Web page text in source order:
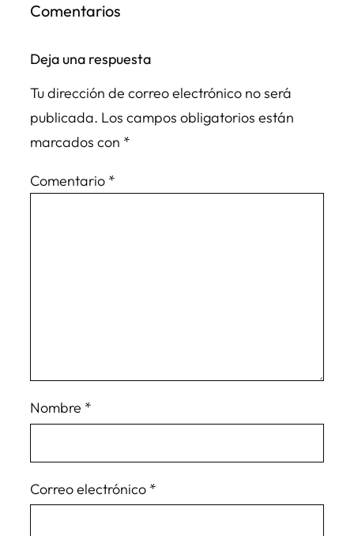
Comentarios
Deja una respuesta
Tu dirección de correo electrónico no será
publicada. Los campos obligatorios están
marcados con *
Comentario *
Nombre *
Correo electrónico *